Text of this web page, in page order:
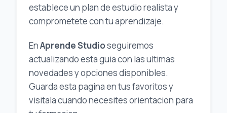
establece un plan de estudio realista y
comprometete con tu aprendizaje.
EnAprende Studioseguiremos
actualizando esta guia con las ultimas
novedades y opciones disponibles.
Guarda esta pagina en tus favoritos y
visitala cuando necesites orientacion para